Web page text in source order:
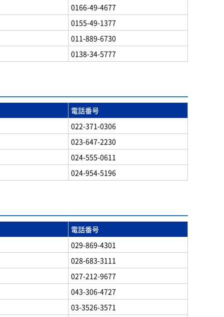
0166-49-4677
0155-49-1377
011-889-6730
0138-34-5777
電話番号
022-371-0306
023-647-2230
024-555-0611
024-954-5196
電話番号
029-869-4301
028-683-3111
027-212-9677
043-306-4727
03-3526-3571